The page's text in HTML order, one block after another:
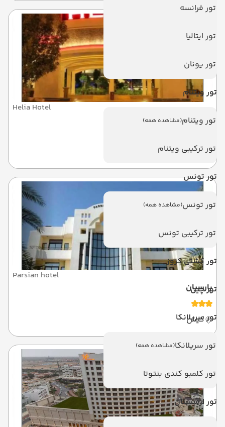
تور فرانسه
تور ایتالیا
تور یونان
تور ویتنام
تور ویتنام(مشاهده همه)
تور ترکیبی ویتنام
تور تونس
تور تونس(مشاهده همه)
تور ترکیبی تونس
تور کشتی کروز
تور چین
تور سریلانکا
تور سریلانکا(مشاهده همه)
تور کلمبو کندی بنتوتا
تور ارمنستان
Helia Hotel
هلیا
کیش
Parsian hotel
پارسیان
کیش